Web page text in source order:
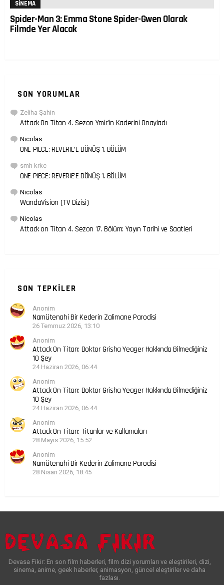
SINEMA
Spider-Man 3: Emma Stone Spider-Gwen Olarak
Filmde Yer Alacak
SON YORUMLAR
Zeliha Şahin
Attack On Titan 4. Sezon Ymir’in Kaderini Onayladı
Nicolas
ONE PIECE: REVERIE’E DÖNÜŞ 1. BÖLÜM
smh krkc
ONE PIECE: REVERIE’E DÖNÜŞ 1. BÖLÜM
Nicolas
WandaVision (TV Dizisi)
Nicolas
Attack on Titan 4. Sezon 17. Bölüm: Yayın Tarihi ve Saatleri
SON TEPKILER
Anonim
Namütenahi Bir Kederin Zalimane Parodisi
26 Temmuz 2026, 13:10
Anonim
Attack On Titan: Doktor Grisha Yeager Hakkında Bilmediğiniz
10 Şey
24 Haziran 2026, 06:44
Anonim
Attack On Titan: Doktor Grisha Yeager Hakkında Bilmediğiniz
10 Şey
24 Haziran 2026, 06:44
Anonim
Attack On Titan: Titanlar ve Kullanıcıları
28 Mayıs 2026, 15:52
Anonim
Namütenahi Bir Kederin Zalimane Parodisi
28 Nisan 2026, 18:45
Devasa Fikir: En son film haberleri, film dizi yorumları ve eleştirileri, dizi,
sinema, anime, geek haberler, animasyon, güncel eleştiriler ve daha
fazlası.